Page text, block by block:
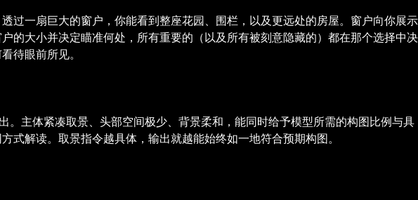
过一扇巨大的窗户，你能看到整座花园、围栏，以及更远处的房屋。窗户向你展示
的大小并决定瞄准何处，所有重要的（以及所有被刻意隐藏的）都在那个选择中决
待眼前所见。
主体紧凑取景、头部空间极少、背景柔和，能同时给予模型所需的构图比例与具
解读。取景指令越具体，输出就越能始终如一地符合预期构图。